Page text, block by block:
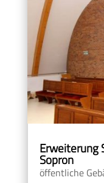
Erweiterung
Sopron
öffentliche